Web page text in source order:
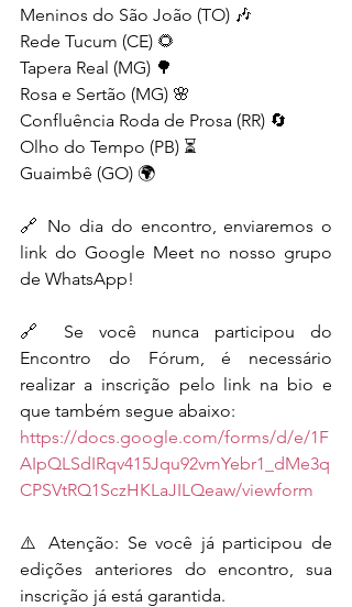
Meninos do São João (TO) 🎶
Rede Tucum (CE) 🌻
Tapera Real (MG) 🌳
Rosa e Sertão (MG) 🌸
Confluência Roda de Prosa (RR) 🔄
Olho do Tempo (PB) ⏳
Guaimbê (GO) 🌍
🔗 No dia do encontro, enviaremos o
link do Google Meet no nosso grupo
de WhatsApp!
🔗 Se você nunca participou do
Encontro do Fórum, é necessário
realizar a inscrição pelo link na bio e
que também segue abaixo:
https://docs.google.com/forms/d/e/1F
AIpQLSdIRqv415Jqu92vmYebr1_dMe3q
CPSVtRQ1SczHKLaJILQeaw/viewform
⚠️ Atenção: Se você já participou de
edições anteriores do encontro, sua
inscrição já está garantida.